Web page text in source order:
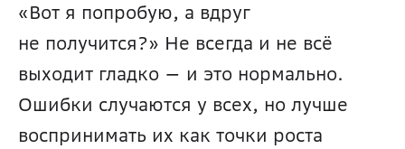
«Вот я попробую, а вдруг
не получится?» Не всегда и не всё
выходит гладко — и это нормально.
Ошибки случаются у всех, но лучше
воспринимать их как точки роста